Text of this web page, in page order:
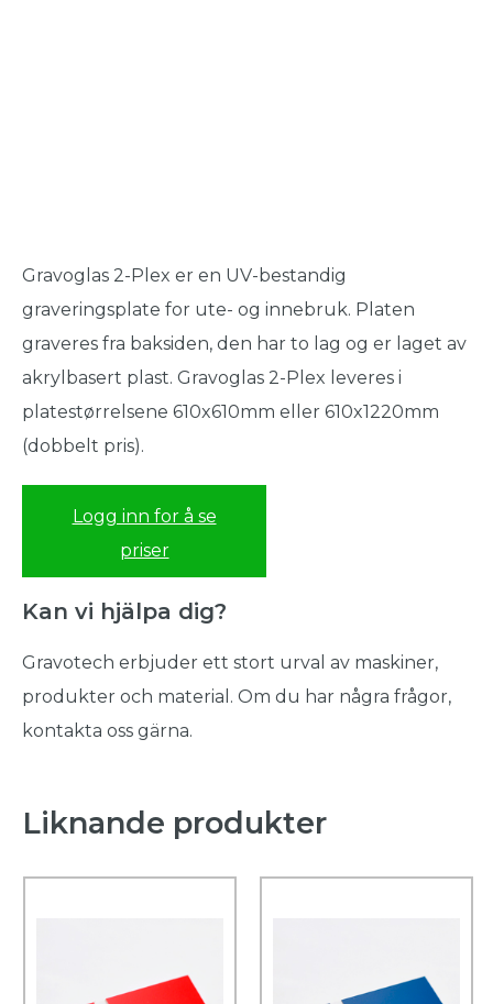
Gravoglas 2-Plex er en UV-bestandig
graveringsplate for ute- og innebruk. Platen
graveres fra baksiden, den har to lag og er laget av
akrylbasert plast. Gravoglas 2-Plex leveres i
platestørrelsene 610x610mm eller 610x1220mm
(dobbelt pris).
Logg inn for å se
priser
Kan vi hjälpa dig?
Gravotech erbjuder ett stort urval av maskiner,
produkter och material. Om du har några frågor,
kontakta oss gärna.
Liknande produkter